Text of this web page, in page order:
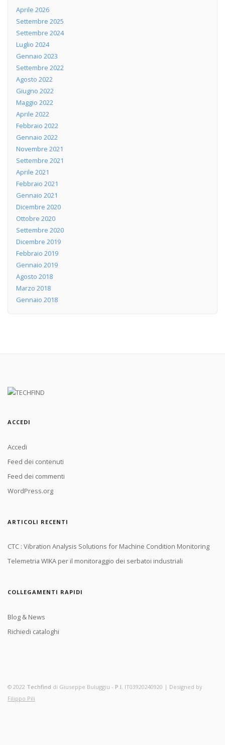
Aprile 2026
Settembre 2025
Settembre 2024
Luglio 2024
Gennaio 2023
Settembre 2022
Agosto 2022
Giugno 2022
Maggio 2022
Aprile 2022
Febbraio 2022
Gennaio 2022
Novembre 2021
Settembre 2021
Aprile 2021
Febbraio 2021
Gennaio 2021
Dicembre 2020
Ottobre 2020
Settembre 2020
Dicembre 2019
Febbraio 2019
Gennaio 2019
Agosto 2018
Marzo 2018
Gennaio 2018
ACCEDI
Accedi
Feed dei contenuti
Feed dei commenti
WordPress.org
ARTICOLI RECENTI
CTC : Vibration Analysis Solutions for Machine Condition Monitoring
Telemetria WIKA per il monitoraggio dei serbatoi industriali
COLLEGAMENTI RAPIDI
Blog & News
Richiedi cataloghi
© 2022 Techfind di Giuseppe Buluggiu - P.I. IT03920240920 | Designed by
Filippo Pili